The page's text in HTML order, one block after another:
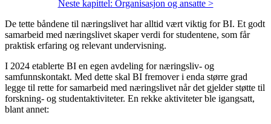
Neste kapittel: Organisasjon og ansatte >
De tette båndene til næringslivet har alltid vært viktig for BI. Et godt
samarbeid med næringslivet skaper verdi for studentene, som får
praktisk erfaring og relevant undervisning.
I 2024 etablerte BI en egen avdeling for næringsliv- og
samfunnskontakt. Med dette skal BI fremover i enda større grad
legge til rette for samarbeid med næringslivet når det gjelder støtte til
forskning- og studentaktiviteter. En rekke aktiviteter ble igangsatt,
blant annet: